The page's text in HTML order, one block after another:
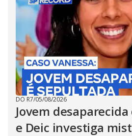
DO R7/05/08/2026
Jovem
e Deic investiga